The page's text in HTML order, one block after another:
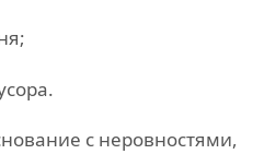
с неровностями,